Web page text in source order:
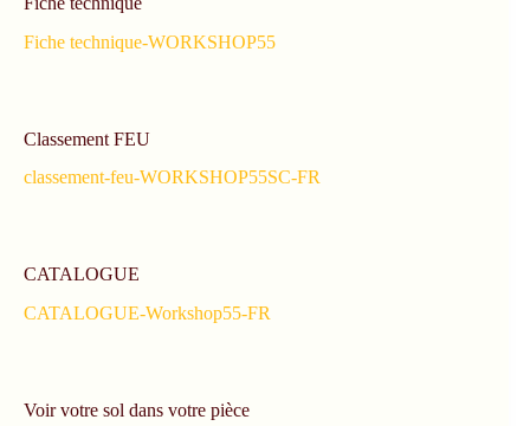
Fiche technique-WORKSHOP55
Classement FEU
classement-feu-WORKSHOP55SC-FR
CATALOGUE
CATALOGUE-Workshop55-FR
Voir votre sol dans votre pièce